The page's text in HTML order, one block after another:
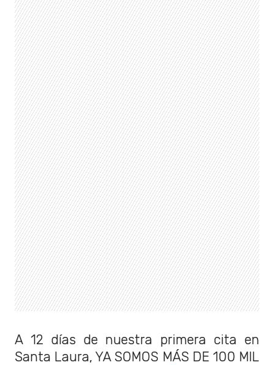
A 12 días de nuestra primera cita en
Santa Laura, YA SOMOS MÁS DE 100 MIL